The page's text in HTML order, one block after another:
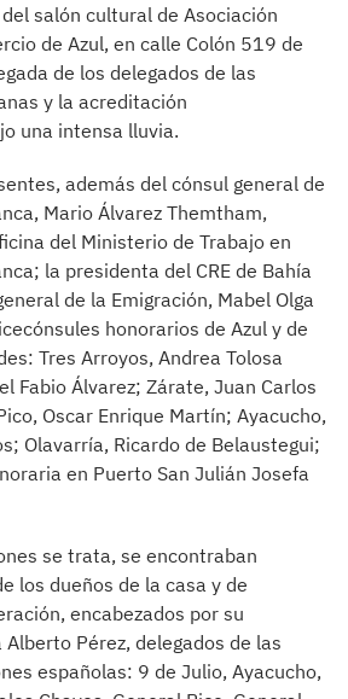
salón cultural de Asociación
de Azul, en calle Colón 519 de
de los delegados de las
y la acreditación
una intensa lluvia.
además del cónsul general de
Mario Álvarez Themtham,
del Ministerio de Trabajo en
la presidenta del CRE de Bahía
de la Emigración, Mabel Olga
honorarios de Azul y de
Tres Arroyos, Andrea Tolosa
Fabio Álvarez; Zárate, Juan Carlos
Oscar Enrique Martín; Ayacucho,
Olavarría, Ricardo de Belaustegui;
en Puerto San Julián Josefa
se trata, se encontraban
los dueños de la casa y de
encabezados por su
Pérez, delegados de las
españolas: 9 de Julio, Ayacucho,